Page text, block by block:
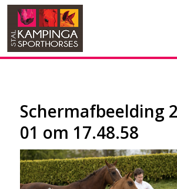
Schermafbeelding
01 om 17.48.58